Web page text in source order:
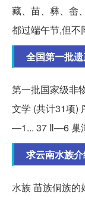
藏、苗、彝、畲
都过端午节,但不
全国第一批
第一批国家级非
文学 (共计31项)
—1... 37 Ⅱ—6 巢
求云南水族
水族 苗族侗族